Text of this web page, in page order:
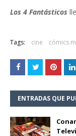
Los 4 Fantásticos
Tags: cine cómics
ENTRADAS QUE